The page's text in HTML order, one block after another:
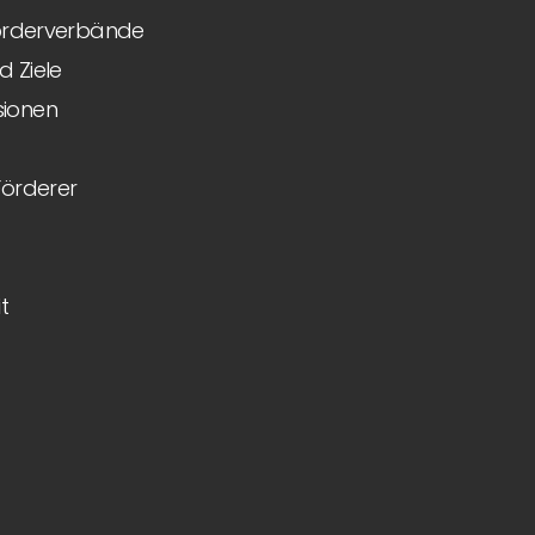
Ziele